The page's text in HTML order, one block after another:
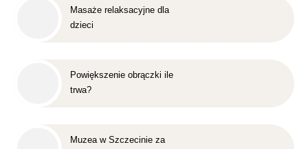
Masaże relaksacyjne dla
dzieci
Powiększenie obrączki ile
trwa?
Muzea w Szczecinie za